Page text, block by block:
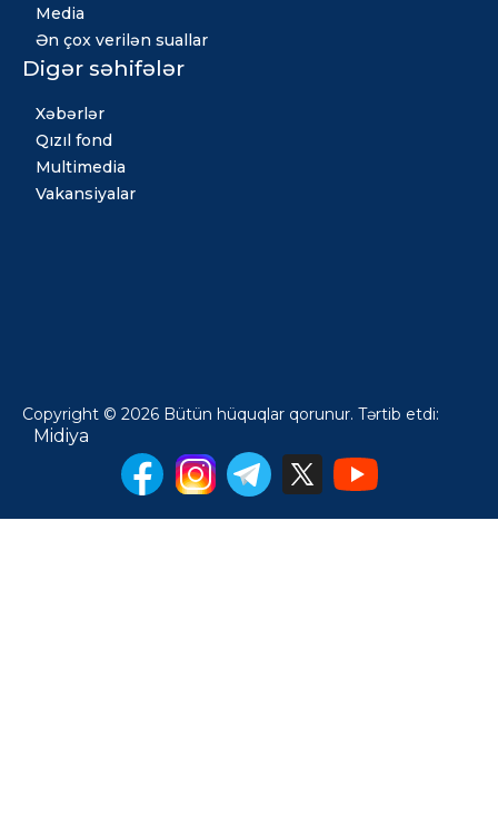
Media
Ən çox verilən suallar
Digər səhifələr
Xəbərlər
Qızıl fond
Multimedia
Vakansiyalar
Copyright © 2026 Bütün hüquqlar qorunur. Tərtib etdi:
Midiya